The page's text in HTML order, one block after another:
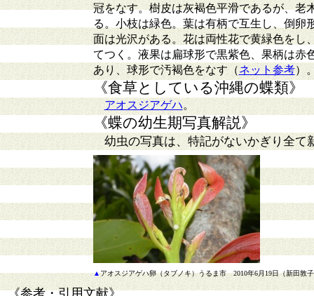
冠をなす。樹皮は灰褐色平滑であるが、老
る。小枝は緑色。葉は有柄で互生し、倒卵
面は光沢がある。花は両性花で黄緑色をし
てつく。液果は扁球形で黒紫色、果柄は赤
あり、球形で汚褐色をなす（ネット参考）
《食草としている沖縄の蝶類》
アオスジアゲハ。
《蝶の幼生期写真解説》
幼虫の写真は、特記がないかぎり全て
▲アオスジアゲハ卵（タブノキ）うるま市 2010年6月19日（新田敦
《参考・引用文献》